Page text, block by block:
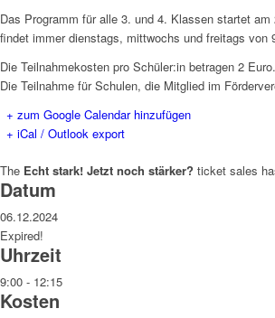
Das Programm für alle 3. und 4. Klassen startet
findet immer dienstags, mittwochs und freitags von
Die Teilnahmekosten pro Schüler:in betragen 2 Euro.
Die Teilnahme für Schulen, die Mitglied im
+ zum Google Calendar hinzufügen
+ iCal / Outlook export
The Echt stark! Jetzt noch stärker? ticket sales
Datum
06.12.2024
Expired!
Uhrzeit
9:00 - 12:15
Kosten